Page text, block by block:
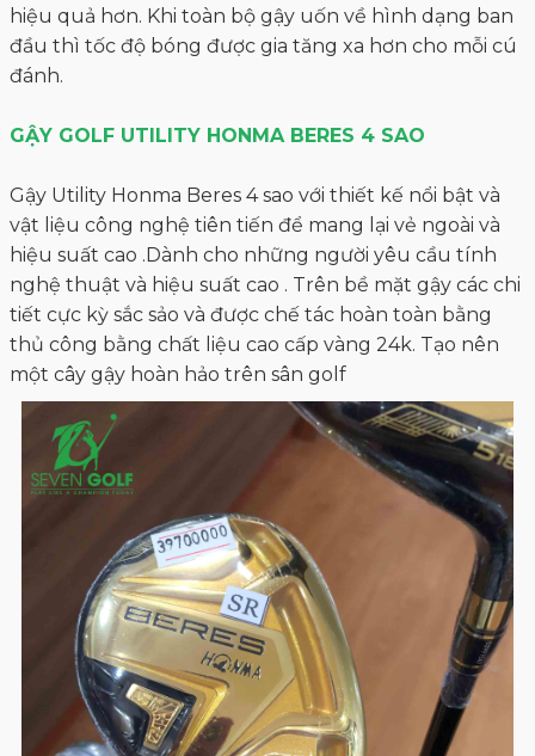
hiệu quả hơn. Khi toàn bộ gậy uốn về hình dạng ban
đầu thì tốc độ bóng được gia tăng xa hơn cho mỗi cú
đánh.
GẬY GOLF UTILITY HONMA BERES 4 SAO
Gậy Utility Honma Beres 4 sao với thiết kế nổi bật và
vật liệu công nghệ tiên tiến để mang lại vẻ ngoài và
hiệu suất cao .Dành cho những người yêu cầu tính
nghệ thuật và hiệu suất cao . Trên bề mặt gậy các chi
tiết cực kỳ sắc sảo và được chế tác hoàn toàn bằng
thủ công bằng chất liệu cao cấp vàng 24k. Tạo nên
một cây gậy hoàn hảo trên sân golf